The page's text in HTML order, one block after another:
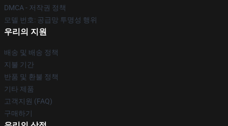
DMCA - 저작권 정책
모델 번호: 공급망 투명성 행위
우리의 지원
배송 및 배송 정책
지불 기간
반품 및 환불 정책
기타 제품
고객지원 (FAQ)
구매하기